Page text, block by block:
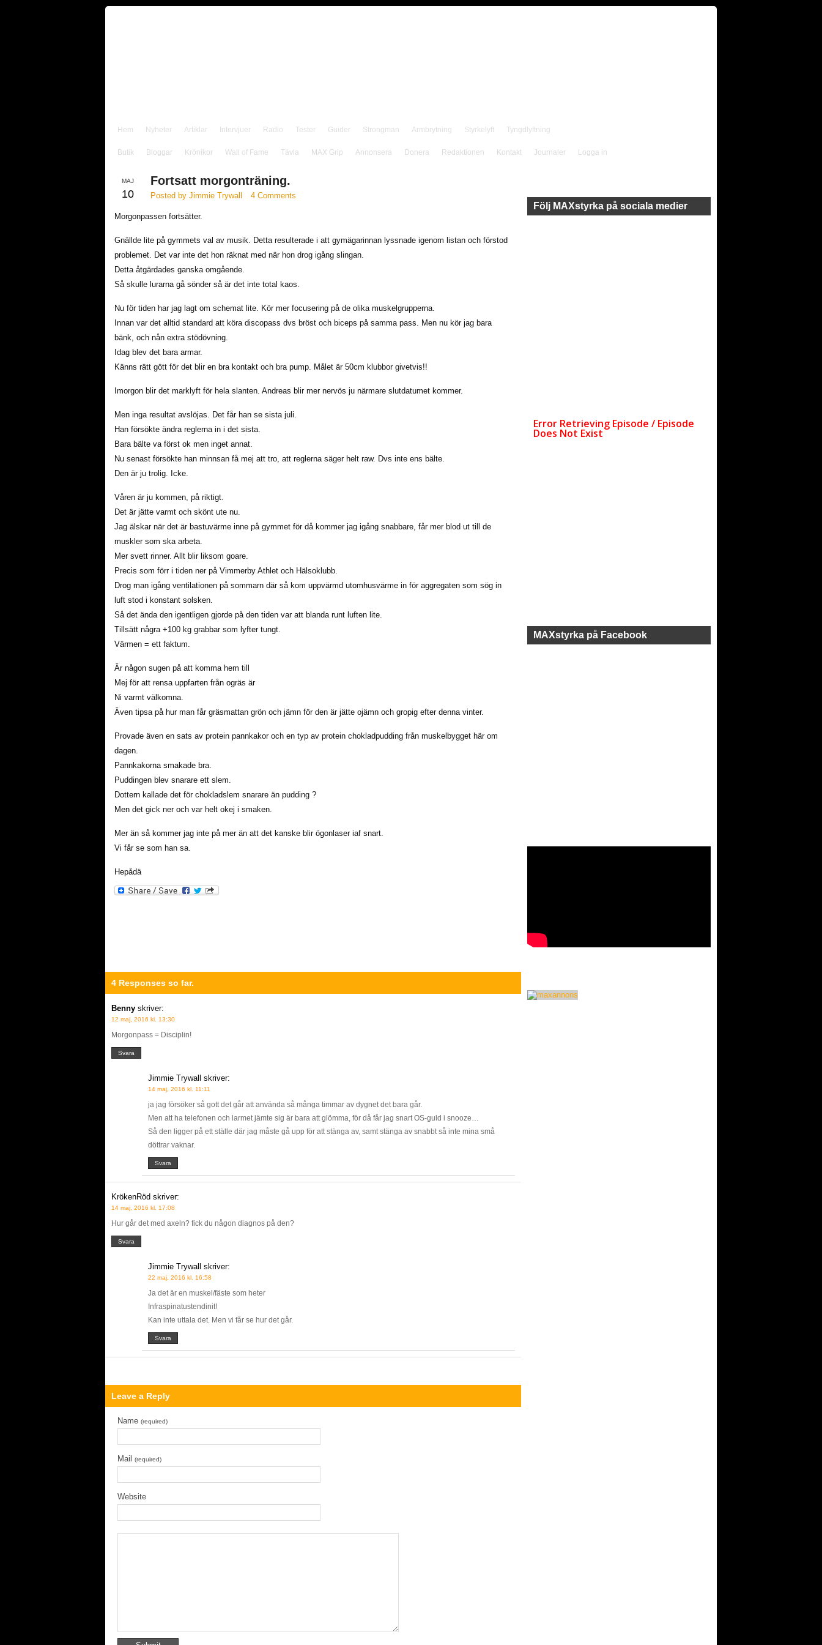
Hem Nyheter Artiklar Intervjuer Radio Tester Guider Strongman Armbrytning Styrkelyft Tyngdlyftning
Butik Bloggar Krönikor Wall of Fame Tävla MAX Grip Annonsera Donera Redaktionen Kontakt Journaler Logga in
MAJ
10
Fortsatt morgonträning.
Posted by Jimmie Trywall 4 Comments
Morgonpassen fortsätter.
Gnällde lite på gymmets val av musik. Detta resulterade i att gymägarinnan lyssnade igenom listan och förstod
problemet. Det var inte det hon räknat med när hon drog igång slingan.
Detta åtgärdades ganska omgående.
Så skulle lurarna gå sönder så är det inte total kaos.
Nu för tiden har jag lagt om schemat lite. Kör mer focusering på de olika muskelgrupperna.
Innan var det alltid standard att köra discopass dvs bröst och biceps på samma pass. Men nu kör jag bara
bänk, och nån extra stödövning.
Idag blev det bara armar.
Känns rätt gött för det blir en bra kontakt och bra pump. Målet är 50cm klubbor givetvis!!
Imorgon blir det marklyft för hela slanten. Andreas blir mer nervös ju närmare slutdatumet kommer.
Men inga resultat avslöjas. Det får han se sista juli.
Han försökte ändra reglerna in i det sista.
Bara bälte va först ok men inget annat.
Nu senast försökte han minnsan få mej att tro, att reglerna säger helt raw. Dvs inte ens bälte.
Den är ju trolig. Icke.
Våren är ju kommen, på riktigt.
Det är jätte varmt och skönt ute nu.
Jag älskar när det är bastuvärme inne på gymmet för då kommer jag igång snabbare, får mer blod ut till de
muskler som ska arbeta.
Mer svett rinner. Allt blir liksom goare.
Precis som förr i tiden ner på Vimmerby Athlet och Hälsoklubb.
Drog man igång ventilationen på sommarn där så kom uppvärmd utomhusvärme in för aggregaten som sög in
luft stod i konstant solsken.
Så det ända den igentligen gjorde på den tiden var att blanda runt luften lite.
Tillsätt några +100 kg grabbar som lyfter tungt.
Värmen = ett faktum.
Är någon sugen på att komma hem till
Mej för att rensa uppfarten från ogräs är
Ni varmt välkomna.
Även tipsa på hur man får gräsmattan grön och jämn för den är jätte ojämn och gropig efter denna vinter.
Provade även en sats av protein pannkakor och en typ av protein chokladpudding från muskelbygget här om
dagen.
Pannkakorna smakade bra.
Puddingen blev snarare ett slem.
Dottern kallade det för chokladslem snarare än pudding ?
Men det gick ner och var helt okej i smaken.
Mer än så kommer jag inte på mer än att det kanske blir ögonlaser iaf snart.
Vi får se som han sa.
Hepådä
4 Responses so far.
Benny skriver:
12 maj, 2016 kl. 13:30
Morgonpass = Disciplin!
Svara
Jimmie Trywall skriver:
14 maj, 2016 kl. 11:11
ja jag försöker så gott det går att använda så många timmar av dygnet det bara går.
Men att ha telefonen och larmet jämte sig är bara att glömma, för då får jag snart OS-guld i snooze…
Så den ligger på ett ställe där jag måste gå upp för att stänga av, samt stänga av snabbt så inte mina små
döttrar vaknar.
Svara
KrökenRöd skriver:
14 maj, 2016 kl. 17:08
Hur går det med axeln? fick du någon diagnos på den?
Svara
Jimmie Trywall skriver:
22 maj, 2016 kl. 16:58
Ja det är en muskel/fäste som heter
Infraspinatustendinit!
Kan inte uttala det. Men vi får se hur det går.
Svara
Leave a Reply
Name (required)
Mail (required)
Website
Följ MAXstyrka på sociala medier
MAXstyrka på Facebook